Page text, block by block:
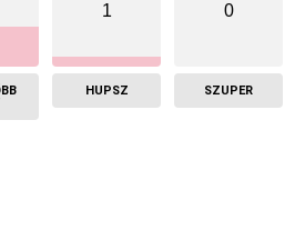
1
HUPSZ
0
SZUPER